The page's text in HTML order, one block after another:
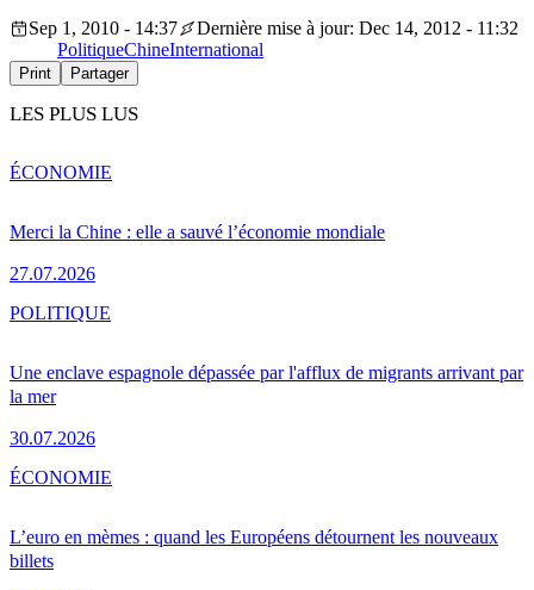
Sep 1, 2010 - 14:37
Dernière mise à jour: Dec 14, 2012 - 11:32
PolitiqueChineInternational
Print Partager
LES PLUS LUS
Merci la Chine : elle a sauvé l’économie mondiale
27.07.2026
ÉCONOMIE
Une enclave espagnole dépassée par l'afflux de migrants arrivant par
la mer
30.07.2026
POLITIQUE
L’euro en mèmes : quand les Européens détournent les nouveaux
billets
ÉCONOMIE